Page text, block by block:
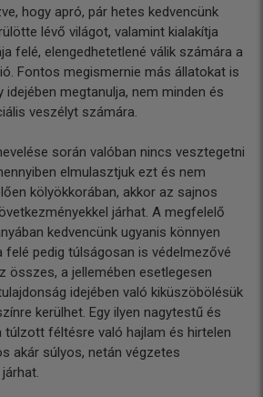
hogy apró, pár hetes kedvencünk
lévő világot, valamint kialakítja
felé, elengedhetetlené válik számára a
Fontos megismernie más állatokat is
idejében megtanulja, nem minden és
veszélyt számára.
során valóban nincs vesztegetni
elmulasztjuk ezt és nem
kölyökkorában, akkor az sajnos
járhat. A megfelelő
kedvencünk ugyanis könnyen
felé pedig túlságosan is védelmezővé
összes, a jellemében esetlegesen
idejében való kiküszöbölésük
kerülhet. Egy ilyen nagytestű és
túlzott féltésre való hajlam és hirtelen
akár súlyos, netán végzetes